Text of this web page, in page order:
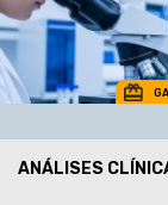
ANÁLISES